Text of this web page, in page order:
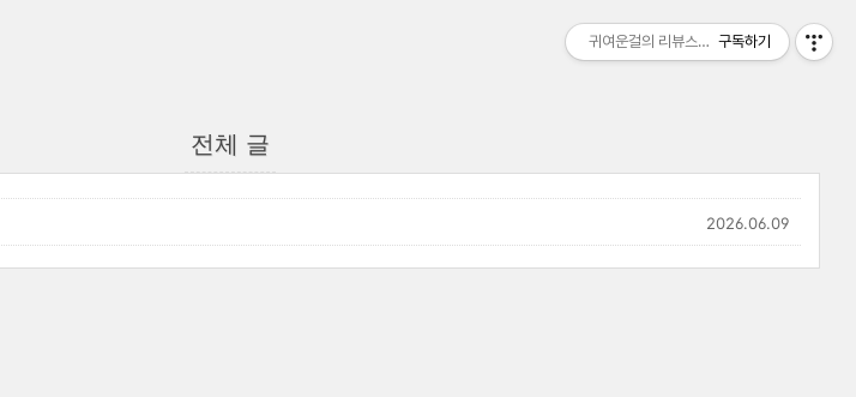
전체 글
2026.06.09
귀여운걸의 리뷰스토리구독하기